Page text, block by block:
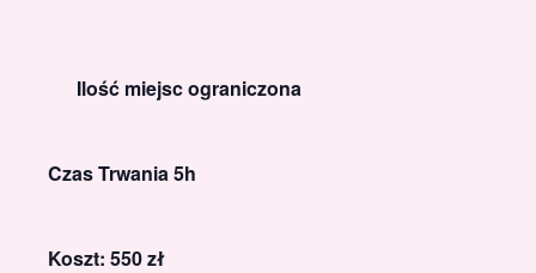
Ilość miejsc ograniczona
Czas Trwania 5h
Koszt: 550 zł